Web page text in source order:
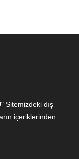
Sitemizdeki dış
içeriklerinden